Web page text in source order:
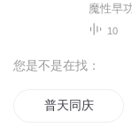
魔性早
10
您是不是在找：
普天同庆